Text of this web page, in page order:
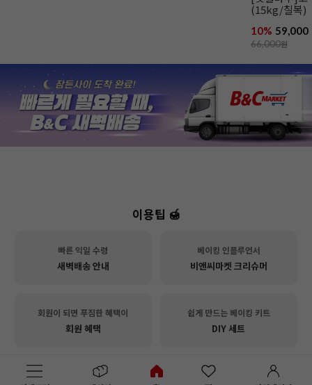
(15kg/칠복)
10% 59,000
66,000원
이용팁 🍯
빠른 익일 수령
새벽배송 안내
베이킹 인플루언서
비앤씨마켓 크리슈머
회원이 되면 푸짐한 혜택이
회원 혜택
쉽게 만드는 베이킹 키트
DIY 세트
문의사항은 게시판으로 트렌드를 한눈에